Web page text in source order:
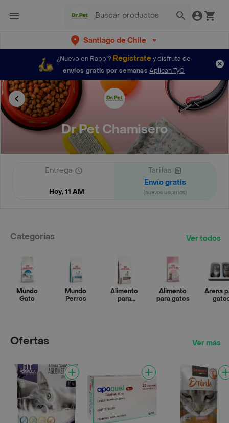
Santiago de Chile
¿Nuevo en Rappi? Regístratey disfruta de
envíos gratis por semanas Aplican TyC
Dr Pet Chamisero
Entrega
Hoy, 11 AM
Tarifas
Envío gratis
(nuevos usuarios)
Categorías Ver todos
Mundo
Gato
Mundo
Perros
Alimento
para
Alimento
para gatos
Arena
Ofertas Ver más